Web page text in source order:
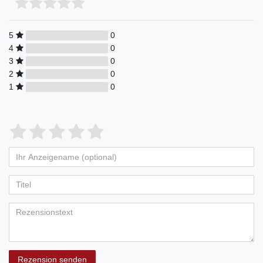
5
0
4
0
3
0
2
0
1
0
Bewertungssterne
von
5
Bewertungssternen
4
von
5
Bewertungssternen
3
von
5
Bewertungssternen
2
von
5
Bewertungssternen
1
von
5
Bewertungssternen
Anzeigename
(optional)
Rezension senden